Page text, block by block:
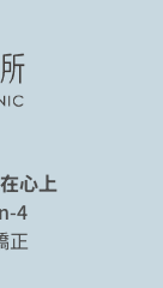
心上
4
正